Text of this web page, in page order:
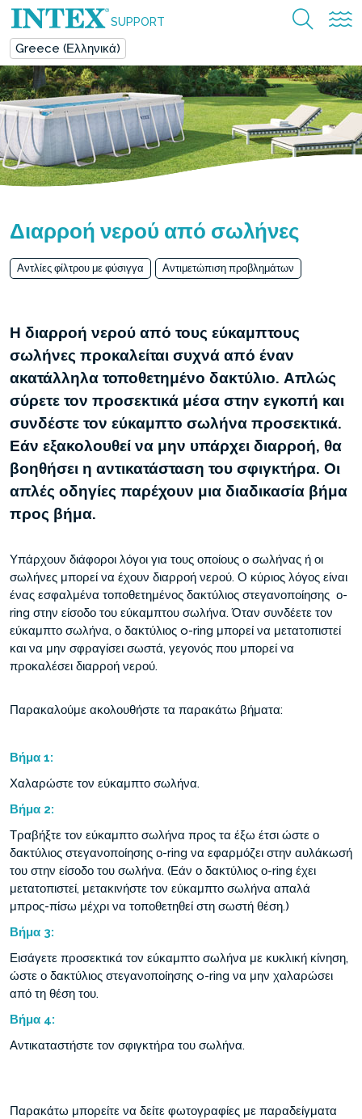
SUPPORT
Greece (Ελληνικά)
Διαρροή νερού από σωλήνες
Αντλίες φίλτρου με φύσιγγα Αντιμετώπιση προβλημάτων
Η διαρροή νερού από τους εύκαμπτους
σωλήνες προκαλείται συχνά από έναν
ακατάλληλα τοποθετημένο δακτύλιο. Απλώς
σύρετε τον προσεκτικά μέσα στην εγκοπή και
συνδέστε τον εύκαμπτο σωλήνα προσεκτικά.
Εάν εξακολουθεί να μην υπάρχει διαρροή, θα
βοηθήσει η αντικατάσταση του σφιγκτήρα. Οι
απλές οδηγίες παρέχουν μια διαδικασία βήμα
προς βήμα.
Υπάρχουν διάφοροι λόγοι για τους οποίους ο σωλήνας ή οι
σωλήνες μπορεί να έχουν διαρροή νερού. Ο κύριος λόγος είναι
ένας εσφαλμένα τοποθετημένος δακτύλιος στεγανοποίησης ο-
ring στην είσοδο του εύκαμπτου σωλήνα. Όταν συνδέετε τον
εύκαμπτο σωλήνα, ο δακτύλιος o-ring μπορεί να μετατοπιστεί
και να μην σφραγίσει σωστά, γεγονός που μπορεί να
προκαλέσει διαρροή νερού.
Παρακαλούμε ακολουθήστε τα παρακάτω βήματα:
Βήμα 1:
Χαλαρώστε τον εύκαμπτο σωλήνα.
Βήμα 2:
Τραβήξτε τον εύκαμπτο σωλήνα προς τα έξω έτσι ώστε ο
δακτύλιος στεγανοποίησης ο-ring να εφαρμόζει στην αυλάκωσή
του στην είσοδο του σωλήνα. (Εάν ο δακτύλιος ο-ring έχει
μετατοπιστεί, μετακινήστε τον εύκαμπτο σωλήνα απαλά
μπρος-πίσω μέχρι να τοποθετηθεί στη σωστή θέση.)
Βήμα 3:
Εισάγετε προσεκτικά τον εύκαμπτο σωλήνα με κυκλική κίνηση,
ώστε ο δακτύλιος στεγανοποίησης o-ring να μην χαλαρώσει
από τη θέση του.
Βήμα 4:
Αντικαταστήστε τον σφιγκτήρα του σωλήνα.
Παρακάτω μπορείτε να δείτε φωτογραφίες με παραδείγματα